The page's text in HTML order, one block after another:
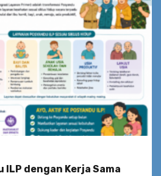
dengan Kerja Sama